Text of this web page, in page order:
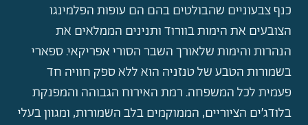
כנף צבעוניים שהבולטים בהם הם עופות הפלמינגו
הצובעים את הימות בוורוד ותנינים הממלאים את
הנהרות והימות שלאורך השבר הסורי אפריקאי. ספארי
בשמורות הטבע של טנזניה הוא ללא ספק חוויה חד
פעמית לכל המשפחה. רמת האירוח הגבוהה והמפנקת
בלודג’ים הציוריים, הממוקמים בלב השמורות, ומגוון בעלי